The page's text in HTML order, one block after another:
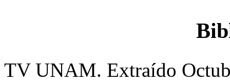
TV UNAM. Extraído